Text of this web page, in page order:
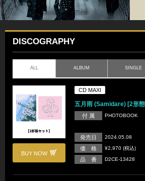
DISCOGRAPHY
ALL ALBUM SINGLE
BUY NOW
CD MAXI
五月雨 (Samidare) [2形
付 属 PHOTOBOOK
発売日 2024.05.08
価 格 ¥2,970 (税込)
品 番 D2CE-13428